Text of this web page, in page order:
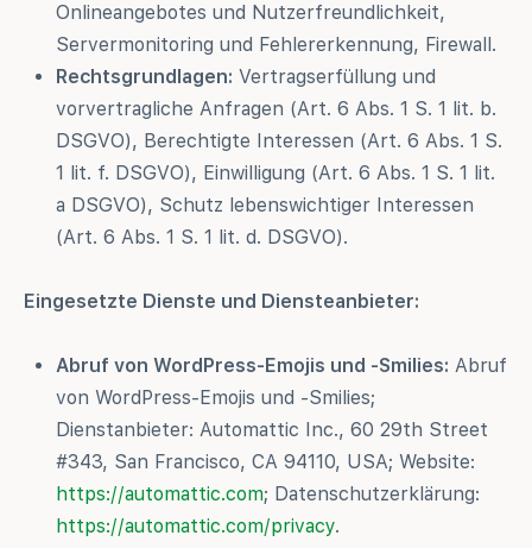
Onlineangebotes und Nutzerfreundlichkeit,
Servermonitoring und Fehlererkennung, Firewall.
Rechtsgrundlagen: Vertragserfüllung und
vorvertragliche Anfragen (Art. 6 Abs. 1 S. 1 lit. b.
DSGVO), Berechtigte Interessen (Art. 6 Abs. 1 S.
1 lit. f. DSGVO), Einwilligung (Art. 6 Abs. 1 S. 1 lit.
a DSGVO), Schutz lebenswichtiger Interessen
(Art. 6 Abs. 1 S. 1 lit. d. DSGVO).
Eingesetzte Dienste und Diensteanbieter:
Abruf von WordPress-Emojis und -Smilies: Abruf
von WordPress-Emojis und -Smilies;
Dienstanbieter: Automattic Inc., 60 29th Street
#343, San Francisco, CA 94110, USA; Website:
https://automattic.com; Datenschutzerklärung:
https://automattic.com/privacy.